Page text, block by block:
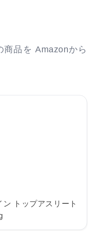
商品を Amazonから
トップアスリート